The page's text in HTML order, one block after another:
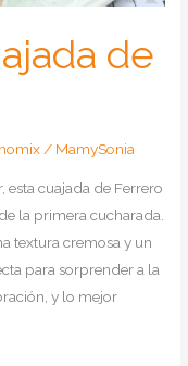
de
/ MamySonia
esta cuajada de Ferrero
la primera cucharada.
textura cremosa y un
para sorprender a la
y lo mejor